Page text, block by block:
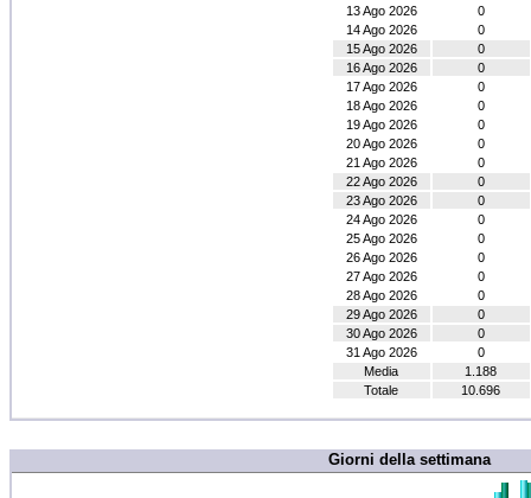
13 Ago 2026
0
14 Ago 2026
0
15 Ago 2026
0
16 Ago 2026
0
17 Ago 2026
0
18 Ago 2026
0
19 Ago 2026
0
20 Ago 2026
0
21 Ago 2026
0
22 Ago 2026
0
23 Ago 2026
0
24 Ago 2026
0
25 Ago 2026
0
26 Ago 2026
0
27 Ago 2026
0
28 Ago 2026
0
29 Ago 2026
0
30 Ago 2026
0
31 Ago 2026
0
Media
1.188
Totale
10.696
Giorni della settimana